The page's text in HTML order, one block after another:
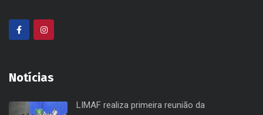
Notícias
LIMAF realiza primeira reunião da